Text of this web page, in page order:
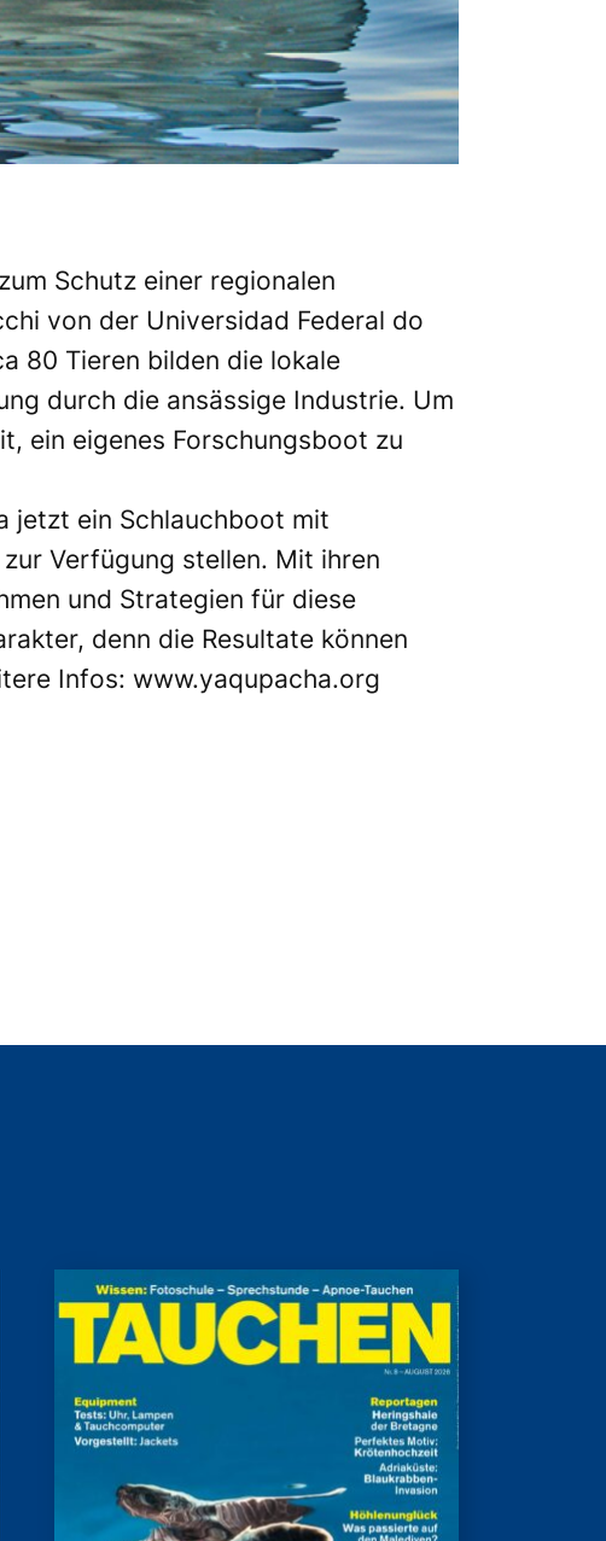
Schutz einer regionalen
von der Universidad Federal do
80 Tieren bilden die lokale
durch die ansässige Industrie. Um
ein eigenes Forschungsboot zu
jetzt ein Schlauchboot mit
Verfügung stellen. Mit ihren
und Strategien für diese
denn die Resultate können
Infos: www.yaqupacha.org